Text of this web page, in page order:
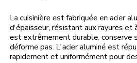
La cuisinière est fabriquée en acier
d'épaisseur, résistant aux rayures et
est extrêmement durable, conserve
déforme pas. L'acier aluminé est
rapidement et uniformément pour